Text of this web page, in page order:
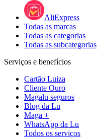
AliExpress
Todas as marcas
Todas as categorias
Todas as subcategorias
Serviços e benefícios
Cartão Luiza
Cliente Ouro
Magalu seguros
Blog da Lu
Maga +
WhatsApp da Lu
Todos os serviços